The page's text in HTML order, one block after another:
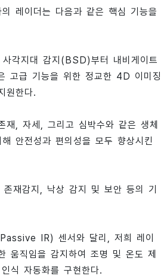
레이더는 다음과 같은 핵심 기능을
각지대 감지(BSD)부터 내비게이트
고급 기능을 위한 정교한 4D 이미징
원한다.
재, 자세, 그리고 심박수와 같은 생체
안전성과 편의성을 모두 향상시킨
재감지, 낙상 감지 및 보안 등의 기
IR) 센서와 달리, 저희 레이
움직임을 감지하여 조명 및 온도 제
식 자동화를 구현한다.